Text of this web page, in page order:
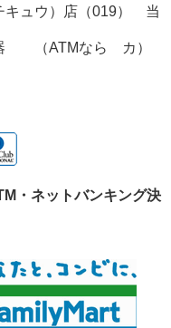
キュウ）店（019） 当
（ATMなら カ）
・ネットバンキング決